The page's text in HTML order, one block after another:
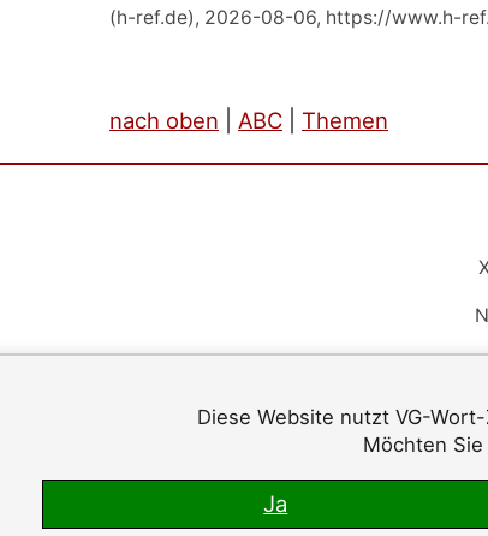
(h-ref.de), 2026-08-06, https://www.h-
nach oben ABC Themen
Datenschutz
©
Diese Website nutzt VG-
Möchten
Ja